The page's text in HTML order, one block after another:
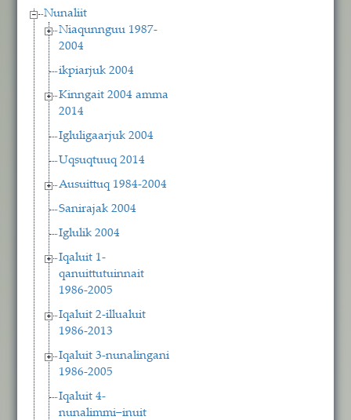
Nunaliit
Niaqunnguu 1987-
2004
ikpiarjuk 2004
Kinngait 2004 amma
2014
Igluligaarjuk 2004
Uqsuqtuuq 2014
Ausuittuq 1984-2004
Sanirajak 2004
Iglulik 2004
Iqaluit 1-
qanuittutuinnait
1986-2005
Iqaluit 2-illualuit
1986-2013
Iqaluit 3-nunalingani
1986-2005
Iqaluit 4-
nunalimmi−inuit